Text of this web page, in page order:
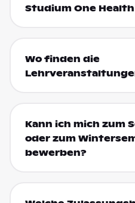
Studium One
Wo finden die
Kann ich mich zum
oder zum
bewerben?